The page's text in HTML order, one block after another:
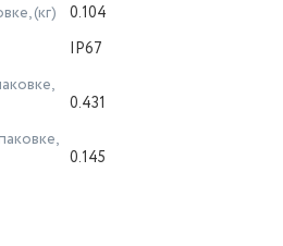
(кг)
0.104
IP67
0.431
0.145